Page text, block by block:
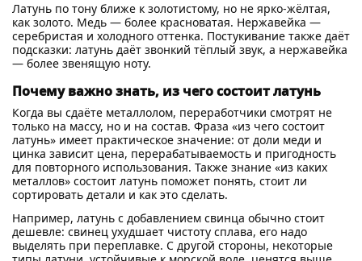
Латунь по тону ближе к золотистому, но не ярко-жёлтая,
как золото. Медь — более красноватая. Нержавейка —
серебристая и холодного оттенка. Постукивание также даёт
подсказки: латунь даёт звонкий тёплый звук, а нержавейка
— более звенящую ноту.
Почему важно знать, из чего состоит латунь
Когда вы сдаёте металлолом, переработчики смотрят не
только на массу, но и на состав. Фраза «из чего состоит
латунь» имеет практическое значение: от доли меди и
цинка зависит цена, перерабатываемость и пригодность
для повторного использования. Также знание «из каких
металлов» состоит латунь поможет понять, стоит ли
сортировать детали и как это сделать.
Например, латунь с добавлением свинца обычно стоит
дешевле: свинец ухудшает чистоту сплава, его надо
выделять при переплавке. С другой стороны, некоторые